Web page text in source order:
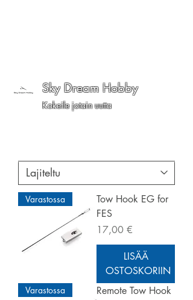
Sky Dream Hobby
Kokeile jotain uutta
Varastossa
Tow Hook EG for
FES
Hinta
17,00 €
LISÄÄ
OSTOSKORIIN
Varastossa
Remote Tow Hook